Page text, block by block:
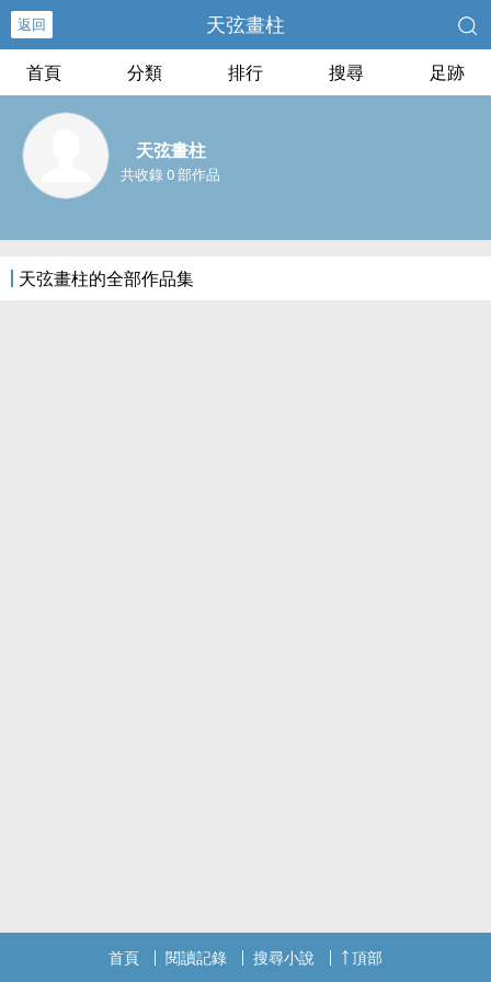
返回 天弦畫柱
首頁 分類 排行 搜尋 足跡
天弦畫柱
共收錄 0 部作品
天弦畫柱的全部作品集
首頁 閱讀記錄 搜尋小說 頂部